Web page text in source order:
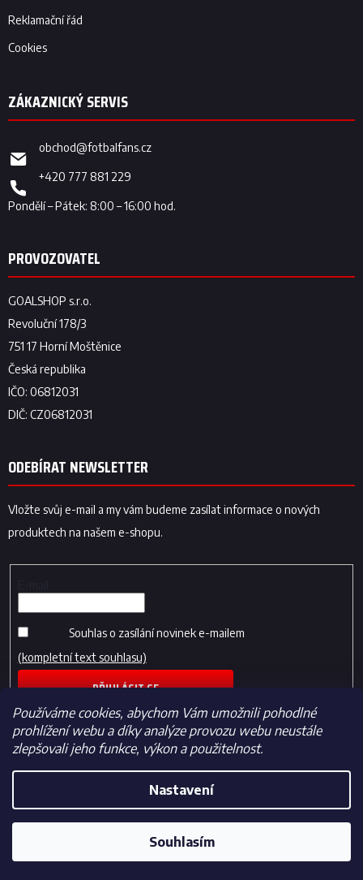
Používáme cookies, abychom Vám umožnili pohodlné
prohlížení webu a díky analýze provozu webu neustále
zlepšovali jeho funkce, výkon a použitelnost.
Nastavení
Souhlasím
Reklamační řád
Cookies
obchod@fotbalfans.cz
+420 777 881 229
ODEBÍRAT NEWSLETTER
Vložte svůj e-mail a my vám budeme zasílat informace o nových
produktech na našem e-shopu.
Souhlas o zasílání novinek e-mailem
(kompletní text souhlasu)
PŘIHLÁSIT SE
Vytvořil Shoptet
Fotbalfans.cz. Všechna práva vyhrazena.